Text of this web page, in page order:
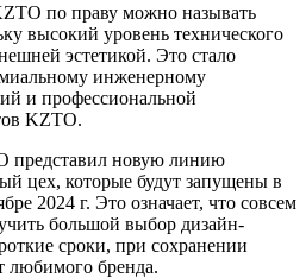
по праву можно называть
высокий уровень технического
эстетикой. Это стало
инженерному
и профессиональной
KZTO.
представил новую линию
цех, которые будут запущены в
2024 г. Это означает, что совсем
большой выбор дизайн-
сроки, при сохранении
любимого бренда.